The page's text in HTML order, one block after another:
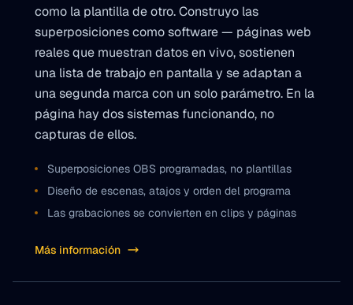
como la plantilla de otro. Construyo las
superposiciones como software — páginas web
reales que muestran datos en vivo, sostienen
una lista de trabajo en pantalla y se adaptan a
una segunda marca con un solo parámetro. En la
página hay dos sistemas funcionando, no
capturas de ellos.
Superposiciones OBS programadas, no plantillas
Diseño de escenas, atajos y orden del programa
Las grabaciones se convierten en clips y páginas
Más información